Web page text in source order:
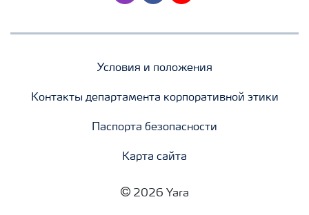
Условия и положения
Контакты департамента корпоративной этики
Паспорта безопасности
Карта сайта
2026 Yara